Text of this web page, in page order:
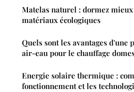
Matelas naturel : dormez mieux
matériaux écologiques
Quels sont les avantages d'une
air-eau pour le chauffage
Energie solaire thermique :
fonctionnement et les